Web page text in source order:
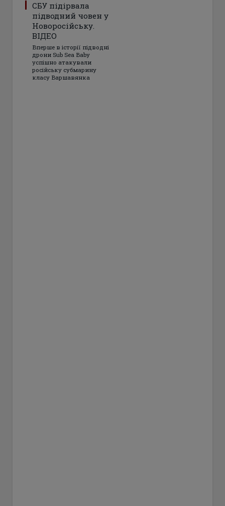
СБУ підірвала
підводний човен у
Новоросійську.
ВІДЕО
Вперше в історії підводні
дрони Sub Sea Baby
успішно атакували
російську субмарину
класу Варшавянка